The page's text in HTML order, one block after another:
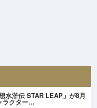
水滸伝 STAR LEAP」が8月
ラクター…